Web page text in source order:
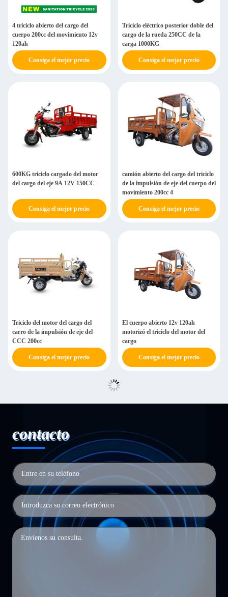
4 triciclo abierto del cargo del
cuerpo 200cc del movimiento 12v
120ah
Consiga el mejor precio
Triciclo eléctrico posterior doble del
cargo de la rueda 250CC de la
carga 1000KG
Consiga el mejor precio
600KG triciclo cargado del motor
del cargo del eje 9A 12V 150CC
Consiga el mejor precio
camión abierto del cargo del triciclo
de la impulsión de eje del cuerpo del
movimiento 200cc 4
Consiga el mejor precio
Triciclo del motor del cargo del
carro de la impulsión de eje del
CCC 200cc
Consiga el mejor precio
El cuerpo abierto 12v 120ah
motorizó el triciclo del motor del
cargo
Consiga el mejor precio
contacto